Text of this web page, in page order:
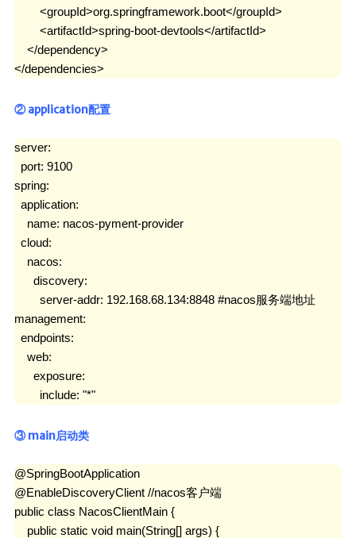
        <groupId>org.springframework.boot</groupId>
        <artifactId>spring-boot-devtools</artifactId>
    </dependency>
</dependencies>
② application配置
server:
  port: 9100
spring:
  application:
    name: nacos-pyment-provider
  cloud:
    nacos:
      discovery:
        server-addr: 192.168.68.134:8848 #nacos服务端地址
management:
  endpoints:
    web:
      exposure:
        include: "*"
③ main启动类
@SpringBootApplication
@EnableDiscoveryClient //nacos客户端
public class NacosClientMain {
    public static void main(String[] args) {